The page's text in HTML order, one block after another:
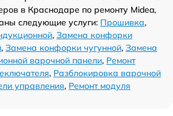
в Краснодаре по ремонту Midea,
следующие услуги: Прошивка,
, Замена конфорки
, Замена конфорки чугунной, Замена
варочной панели, Ремонт
, Разблокировка варочной
управления, Ремонт модуля